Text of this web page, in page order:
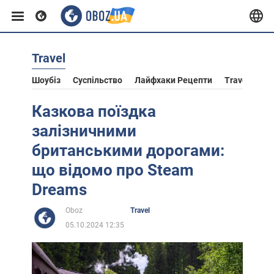
Європа
США
Африка
Життя
Лайфхаки
Travel
Шоубіз Суспільство Лайфхаки Рецепти Travel
Казкова поїздка
залізничними
британськими дорогами:
що відомо про Steam
Dreams
Oboz
Travel
05.10.2024 12:35